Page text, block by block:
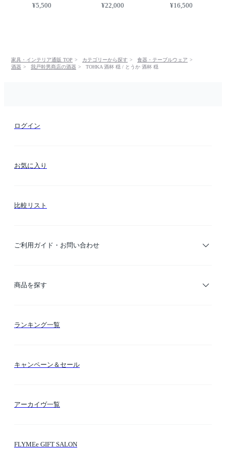
¥5,500 ¥22,000 ¥16,500
家具・インテリア通販 TOP カテゴリーから探す
食器・テーブルウェア
酒器
我戸幹男商店の酒器 TOHKA 酒杯 穏 / とうか 酒杯 穏
ログイン
お気に入り
比較リスト
ご利用ガイド・お問い合わせ
ご利用ガイド
商品を探す
カテゴリー検索
ランキング一覧
キャンペーン＆セール
アーカイヴ一覧
FLYMEe GIFT SALON